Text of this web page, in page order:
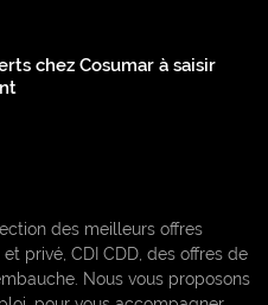
chez Cosumar à saisir
des meilleurs offres
privé, CDI CDD, des offres de
Nous vous proposons